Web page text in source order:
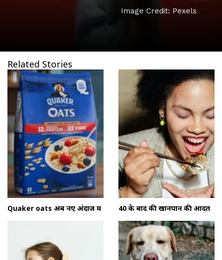
Image Credit: Pexels
Related Stories
Quaker oats अब नए अंदाज में 40 के बाद की खानपान की आदतें